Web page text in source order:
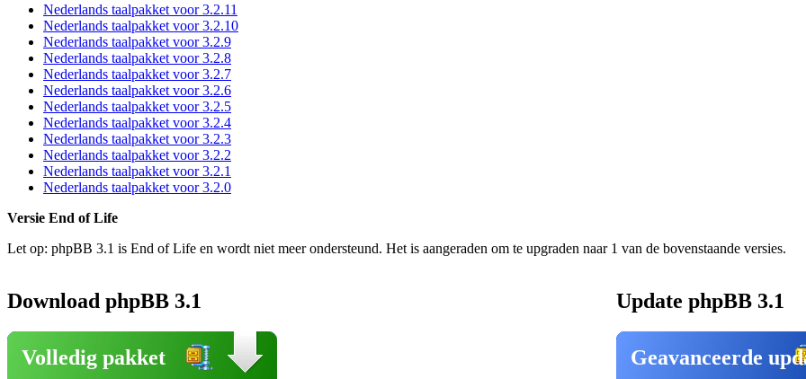
Nederlands taalpakket voor 3.2.11
Nederlands taalpakket voor 3.2.10
Nederlands taalpakket voor 3.2.9
Nederlands taalpakket voor 3.2.8
Nederlands taalpakket voor 3.2.7
Nederlands taalpakket voor 3.2.6
Nederlands taalpakket voor 3.2.5
Nederlands taalpakket voor 3.2.4
Nederlands taalpakket voor 3.2.3
Nederlands taalpakket voor 3.2.2
Nederlands taalpakket voor 3.2.1
Nederlands taalpakket voor 3.2.0
Versie End of Life
Let op: phpBB 3.1 is End of Life en wordt niet meer ondersteund. Het is aangeraden om te upgraden naar 1 van de bovenstaande versies.
Download phpBB 3.1
Volledig pakket
Update phpBB 3.1
Geavanceerde